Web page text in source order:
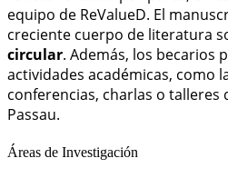
equipo de ReValueD. El
creciente cuerpo de literatura
circular. Además, los becarios
actividades académicas, como
conferencias, charlas o talleres
Passau.
Áreas de Investigación